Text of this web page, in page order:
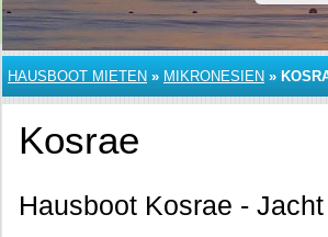
HAUSBOOT MIETEN » MIKRONESIEN »
Kosrae
Hausboot Kosrae -